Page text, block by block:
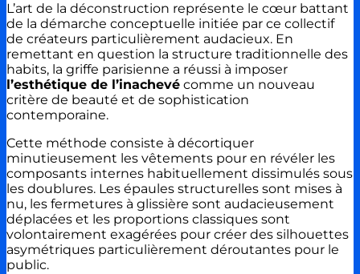
L’art de la déconstruction représente le cœur battant
de la démarche conceptuelle initiée par ce collectif
de créateurs particulièrement audacieux. En
remettant en question la structure traditionnelle des
habits, la griffe parisienne a réussi à imposer
l’esthétique de l’inachevé comme un nouveau
critère de beauté et de sophistication
contemporaine.
Cette méthode consiste à décortiquer
minutieusement les vêtements pour en révéler les
composants internes habituellement dissimulés sous
les doublures. Les épaules structurelles sont mises à
nu, les fermetures à glissière sont audacieusement
déplacées et les proportions classiques sont
volontairement exagérées pour créer des silhouettes
asymétriques particulièrement déroutantes pour le
public.